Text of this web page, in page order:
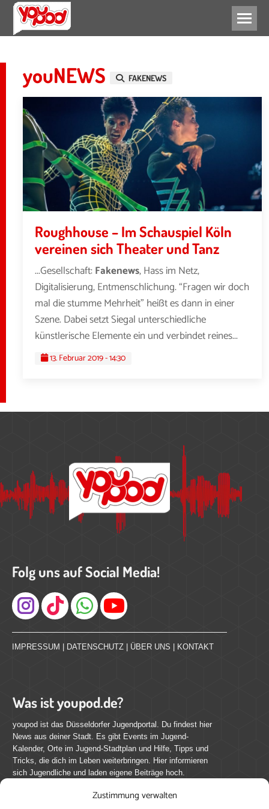
Zustimmung verwalten
youNEWS FAKENEWS
Roughhouse – Im Schauspiel Köln
vereinen sich Theater und Tanz
...Gesellschaft:Fakenews, Hass im Netz,
Digitalisierung, Entmenschlichung. “Fragen wir doch
mal die stumme Mehrheit” heißt es dann in einer
Szene. Dabei setzt Siegal unterschiedliche
künstlerische Elemente ein und verbindet reines...
13. Februar 2019 - 14:30
Folg uns auf Social Media!
Instagram
IMPRESSUM | DATENSCHUTZ | ÜBER UNS | KONTAKT
Was ist youpod.de?
youpod ist das Düsseldorfer Jugendportal. Du findest hier
News aus deiner Stadt. Es gibt Events im Jugend-
Kalender, Orte im Jugend-Stadtplan und Hilfe, Tipps und
Tricks, die dich im Leben weiterbringen. Hier informieren
sich Jugendliche und laden eigene Beiträge hoch.